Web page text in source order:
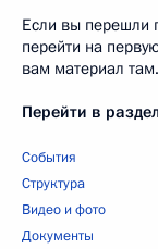
Если вы перешли
перейти на
вам материал там.
Перейти в
События
Структура
Видео и фото
Документы